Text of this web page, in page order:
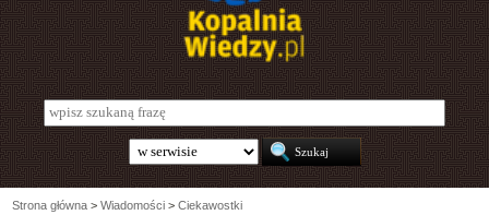
Strona główna > Wiadomości > Ciekawostki